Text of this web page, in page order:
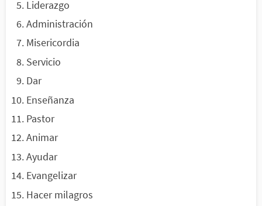
Liderazgo
Administración
Misericordia
Servicio
Dar
Enseñanza
Pastor
Animar
Ayudar
Evangelizar
Hacer milagros